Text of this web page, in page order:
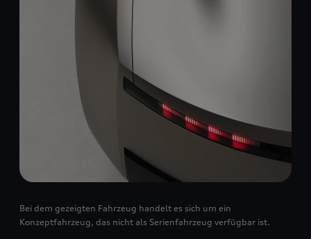
Bei dem gezeigten Fahrzeug handelt es sich um ein
Konzeptfahrzeug, das nicht als Serienfahrzeug verfügbar ist.